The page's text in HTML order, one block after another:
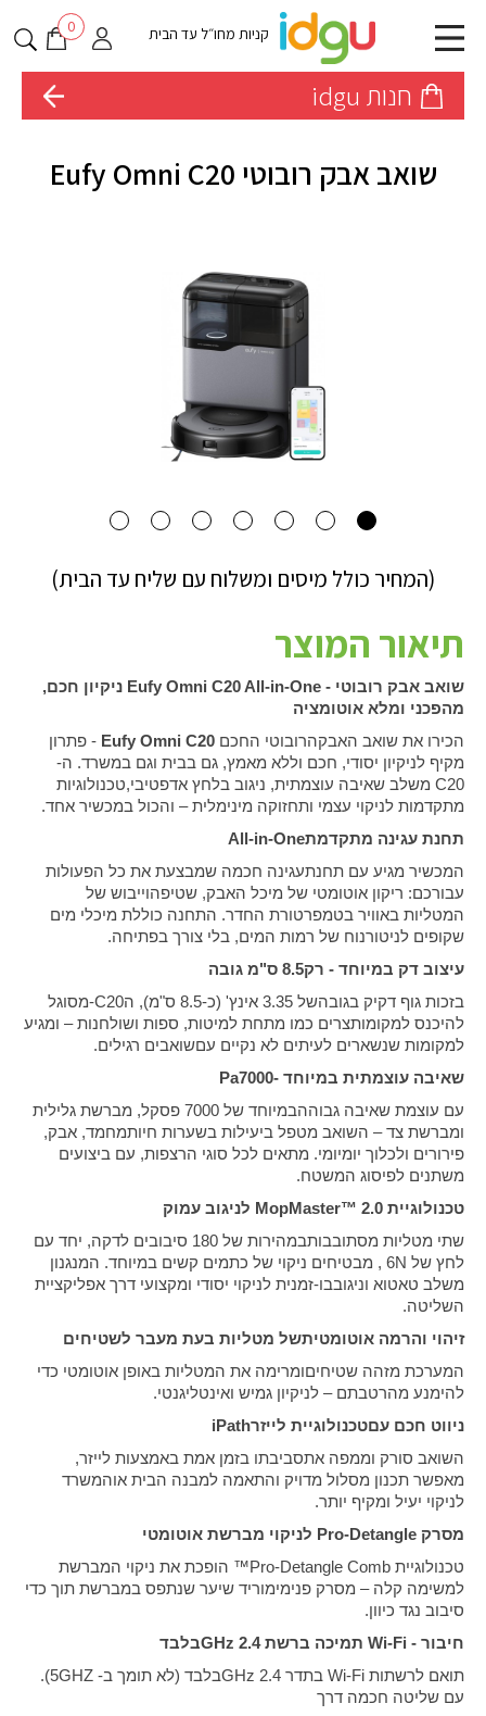
קניות מחו״ל עד הבית 0
חנות idgu
שואב אבק רובוטי Eufy Omni C20
(המחיר כולל מיסים ומשלוח עם שליח עד הבית)
תיאור המוצר
שואב אבק רובוטי Eufy Omni C20 All-in-One - ניקיון חכם,
מהפכני ומלא אוטומציה
הכירו את שואב האבקהרובוטי החכם Eufy Omni C20
- פתרון
מקיף לניקיון יסודי, חכם וללא מאמץ, גם בבית וגם במשרד. ה-
C20 משלב שאיבה עוצמתית, ניגוב בלחץ אדפטיבי,טכנולוגיות
מתקדמות לניקוי עצמי ותחזוקה מינימלית – והכול במכשיר אחד.
תחנת עגינה מתקדמתAll-in-One
המכשיר מגיע עם תחנתעגינה חכמה שמבצעת את כל הפעולות
עבורכם: ריקון אוטומטי של מיכל האבק, שטיפהוייבוש של
המטליות באוויר בטמפרטורת החדר. התחנה כוללת מיכלי מים
שקופים לניטורנוח של רמות המים, בלי צורך בפתיחה.
עיצוב דק במיוחד - רק8.5 ס"מ גובה
בזכות גוף דקיק בגובהשל 3.35 אינץ' (כ-8.5 ס"מ), ה
-C20מסוגל
להיכנס למקומותצרים כמו מתחת למיטות, ספות ושולחנות – ומגיע
למקומות שנשארים לעיתים לא נקיים עםשואבים רגילים.
שאיבה עוצמתית במיוחד -7000
Pa
עם עוצמת שאיבה גבוההבמיוחד של 7000 פסקל, מברשת גלילית
ומברשת צד – השואב מטפל ביעילות בשערות חיותמחמד, אבק,
פירורים ולכלוך יומיומי. מתאים לכל סוגי הרצפות, עם ביצועים
משתנים לפיסוג המשטח.
טכנולוגיית MopMaster™ 2.0 לניגוב עמוק
שתי מטליות מסתובבותבמהירות של 180 סיבובים לדקה, יחד עם
לחץ של 6N ,
מבטיחים ניקוי של כתמים קשים במיוחד. המנגנון
משלב טאטוא וניגובבו-זמנית לניקוי יסודי ומקצועי דרך אפליקציית
השליטה.
זיהוי והרמה אוטומטיתשל מטליות בעת מעבר לשטיחים
המערכת מזהה שטיחיםומרימה את המטליות באופן אוטומטי כדי
להימנע מהרטבתם – לניקיון גמיש ואינטליגנטי.
ניווט חכם עםטכנולוגיית לייזרiPath
השואב סורק וממפה אתסביבתו בזמן אמת באמצעות לייזר,
מאפשר תכנון מסלול מדויק והתאמה למבנה הבית אוהמשרד
לניקוי יעיל ומקיף יותר.
מסרק Pro-Detangle לניקוי מברשת אוטומטי
טכנולוגיית ™Pro-Detangle Comb הופכת את ניקוי המברשת
למשימה קלה – מסרק פנימימוריד שיער שנתפס במברשת תוך כדי
סיבוב נגד כיוון.
חיבור Wi-Fi - תמיכה ברשת 2.4 GHzבלבד
תואם לרשתות Wi-Fi בתדר 2.4 GHzבלבד (
לא תומך ב- 5GHZ).
עם שליטה חכמה דרך